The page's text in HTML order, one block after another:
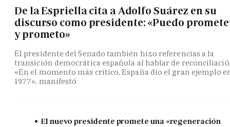
De la Espriella cita a Adolfo Suárez en su
discurso como presidente: «Puedo
y prometo»
El presidente del Senado también hizo referencias a la
transición democrática española al hablar de
«En el momento más crítico, España dio el gran ejemplo
1977», manifestó
El nuevo presidente promete una «regeneración